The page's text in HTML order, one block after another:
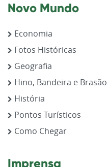
Novo Mundo
Economia
Fotos Históricas
Geografia
Hino, Bandeira e Brasão
História
Pontos Turísticos
Como Chegar
Imprensa